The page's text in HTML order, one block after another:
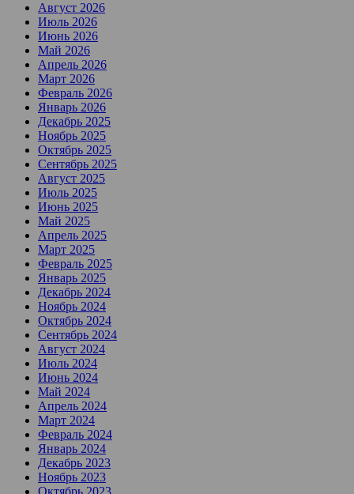
Август 2026
Июль 2026
Июнь 2026
Май 2026
Апрель 2026
Март 2026
Февраль 2026
Январь 2026
Декабрь 2025
Ноябрь 2025
Октябрь 2025
Сентябрь 2025
Август 2025
Июль 2025
Июнь 2025
Май 2025
Апрель 2025
Март 2025
Февраль 2025
Январь 2025
Декабрь 2024
Ноябрь 2024
Октябрь 2024
Сентябрь 2024
Август 2024
Июль 2024
Июнь 2024
Май 2024
Апрель 2024
Март 2024
Февраль 2024
Январь 2024
Декабрь 2023
Ноябрь 2023